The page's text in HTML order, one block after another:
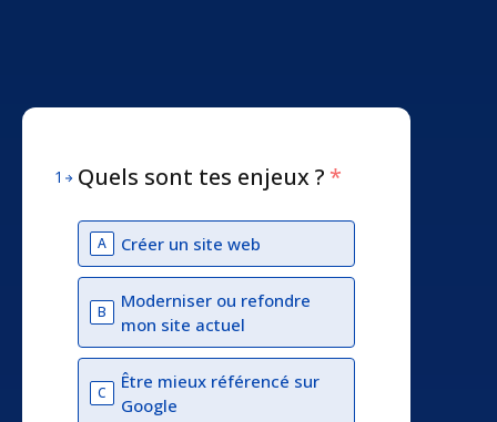
1 Quels sont tes enjeux ? *
A Créer un site web
B
Moderniser ou refondre
mon site actuel
C
Être mieux référencé sur
Google